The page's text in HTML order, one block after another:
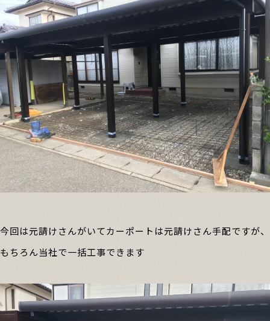
今回は元請けさんがいてカーポートは元請けさん手配ですが、
もちろん当社で一括工事できます